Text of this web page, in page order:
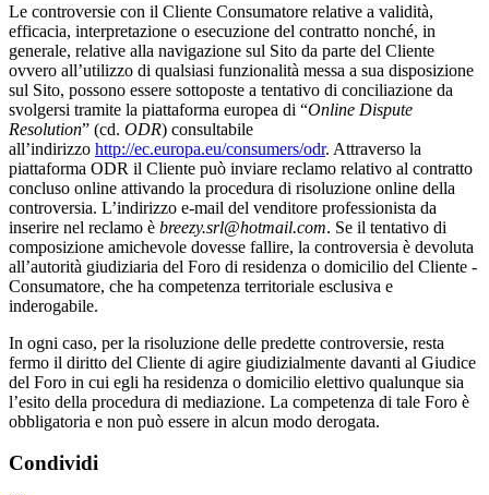
Le controversie con il Cliente Consumatore relative a validità,
efficacia, interpretazione o esecuzione del contratto nonché, in
generale, relative alla navigazione sul Sito da parte del Cliente
ovvero all’utilizzo di qualsiasi funzionalità messa a sua disposizione
sul Sito, possono essere sottoposte a tentativo di conciliazione da
svolgersi tramite la piattaforma europea di “Online Dispute
Resolution” (cd. ODR) consultabile
all’indirizzo http://ec.europa.eu/consumers/odr. Attraverso la
piattaforma ODR il Cliente può inviare reclamo relativo al contratto
concluso online attivando la procedura di risoluzione online della
controversia. L’indirizzo e-mail del venditore professionista da
inserire nel reclamo è breezy.srl@hotmail.com. Se il tentativo di
composizione amichevole dovesse fallire, la controversia è devoluta
all’autorità giudiziaria del Foro di residenza o domicilio del Cliente ­
Consumatore, che ha competenza territoriale esclusiva e
inderogabile.
In ogni caso, per la risoluzione delle predette controversie, resta
fermo il diritto del Cliente di agire giudizialmente davanti al Giudice
del Foro in cui egli ha residenza o domicilio elettivo qualunque sia
l’esito della procedura di mediazione. La competenza di tale Foro è
obbligatoria e non può essere in alcun modo derogata.
Condividi